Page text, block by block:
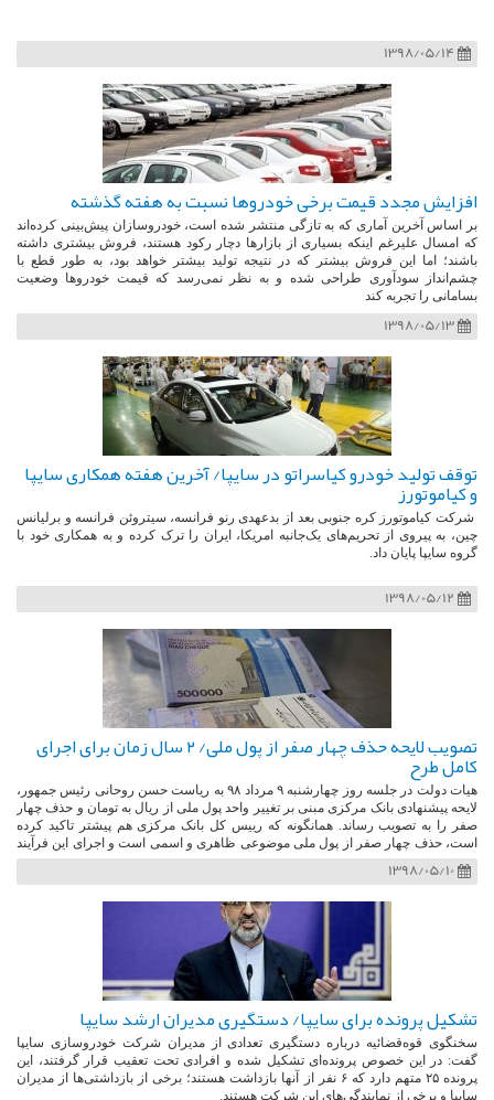
1398/05/14
افزایش مجدد قیمت برخی خودروها نسبت به هفته گذشته
بر اساس آخرین آماری که به تازگی منتشر شده است، خودروسازان پیش‌بینی کرده‌اند
که امسال علیرغم اینکه بسیاری از بازارها دچار رکود هستند، فروش بیشتری داشته
باشند؛ اما این فروش بیشتر که در نتیجه تولید بیشتر خواهد بود، به طور قطع با
چشم‌انداز سودآوری طراحی شده و به نظر نمی‌رسد که قیمت خودروها وضعیت
بسامانی را تجربه کند
1398/05/13
توقف تولید خودرو کیاسراتو در سایپا/ آخرین هفته همکاری سایپا
و کیاموتورز
شرکت کیاموتورز کره‌ جنوبی بعد از بدعهدی رنو فرانسه، سیتروئن فرانسه و برلیانس
چین، به پیروی از تحریم‌های یک‌جانبه امریکا، ایران را ترک کرده و به همکاری خود با
گروه سایپا پایان داد.
1398/05/12
تصویب لایحه حذف چهار صفر از پول ملی/ ۲ سال زمان برای اجرای
کامل طرح
هیات دولت در جلسه روز چهارشنبه ۹ مرداد ۹۸ به ریاست حسن روحانی رئیس جمهور،
لایحه پیشنهادی بانک مرکزی مبنی بر تغییر واحد پول ملی از ریال به تومان و حذف چهار
صفر را به تصویب رساند. همانگونه که رییس کل بانک مرکزی هم پیشتر تاکید کرده
است، حذف چهار صفر از پول ملی موضوعی ظاهری و اسمی است و اجرای این فرآیند
بعد از اینکه در مجلس هم تصویب شود، از نظر قانونی به مقررات، تغییرات، اصلاحات و
بررسی های زیادی نیاز دارد.
1398/05/10
تشکیل پرونده برای سایپا/ دستگیری مدیران ارشد سایپا
سخنگوی قوه‌قضائیه درباره دستگیری تعدادی از مدیران شرکت خودروسازی سایپا
گفت: در این خصوص پرونده‌ای تشکیل شده و افرادی تحت تعقیب قرار گرفتند، این
پرونده ۲۵ متهم دارد که ۶ نفر از آنها بازداشت هستند؛ برخی از بازداشتی‌ها از مدیران
سایپا و برخی از نمایندگی‌های این شرکت هستند.